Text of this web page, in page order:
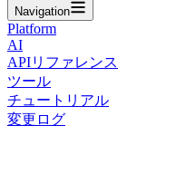
Navigation
Platform
AI
APIリファレンス
ツール
チュートリアル
変更ログ